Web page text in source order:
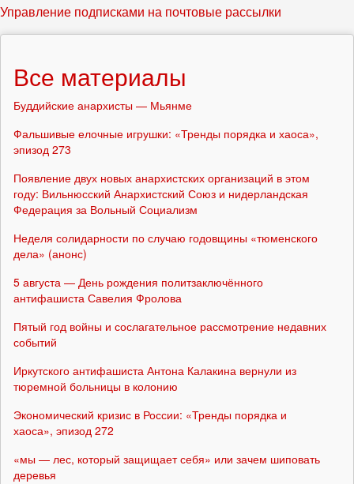
Управление подписками на почтовые рассылки
Все материалы
Буддийские анархисты — Мьянме
Фальшивые елочные игрушки: «Тренды порядка и хаоса»,
эпизод 273
Появление двух новых анархистских организаций в этом
году: Вильнюсский Анархистский Союз и нидерландская
Федерация за Вольный Социализм
Неделя солидарности по случаю годовщины «тюменского
дела» (анонс)
5 августа — День рождения политзаключённого
антифашиста Савелия Фролова
Пятый год войны и сослагательное рассмотрение недавних
событий
Иркутского антифашиста Антона Калакина вернули из
тюремной больницы в колонию
Экономический кризис в России: «Тренды порядка и
хаоса», эпизод 272
«мы — лес, который защищает себя» или зачем шиповать
деревья